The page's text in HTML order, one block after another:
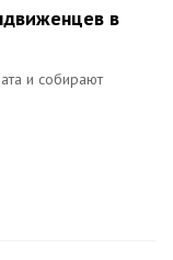
в
и собирают